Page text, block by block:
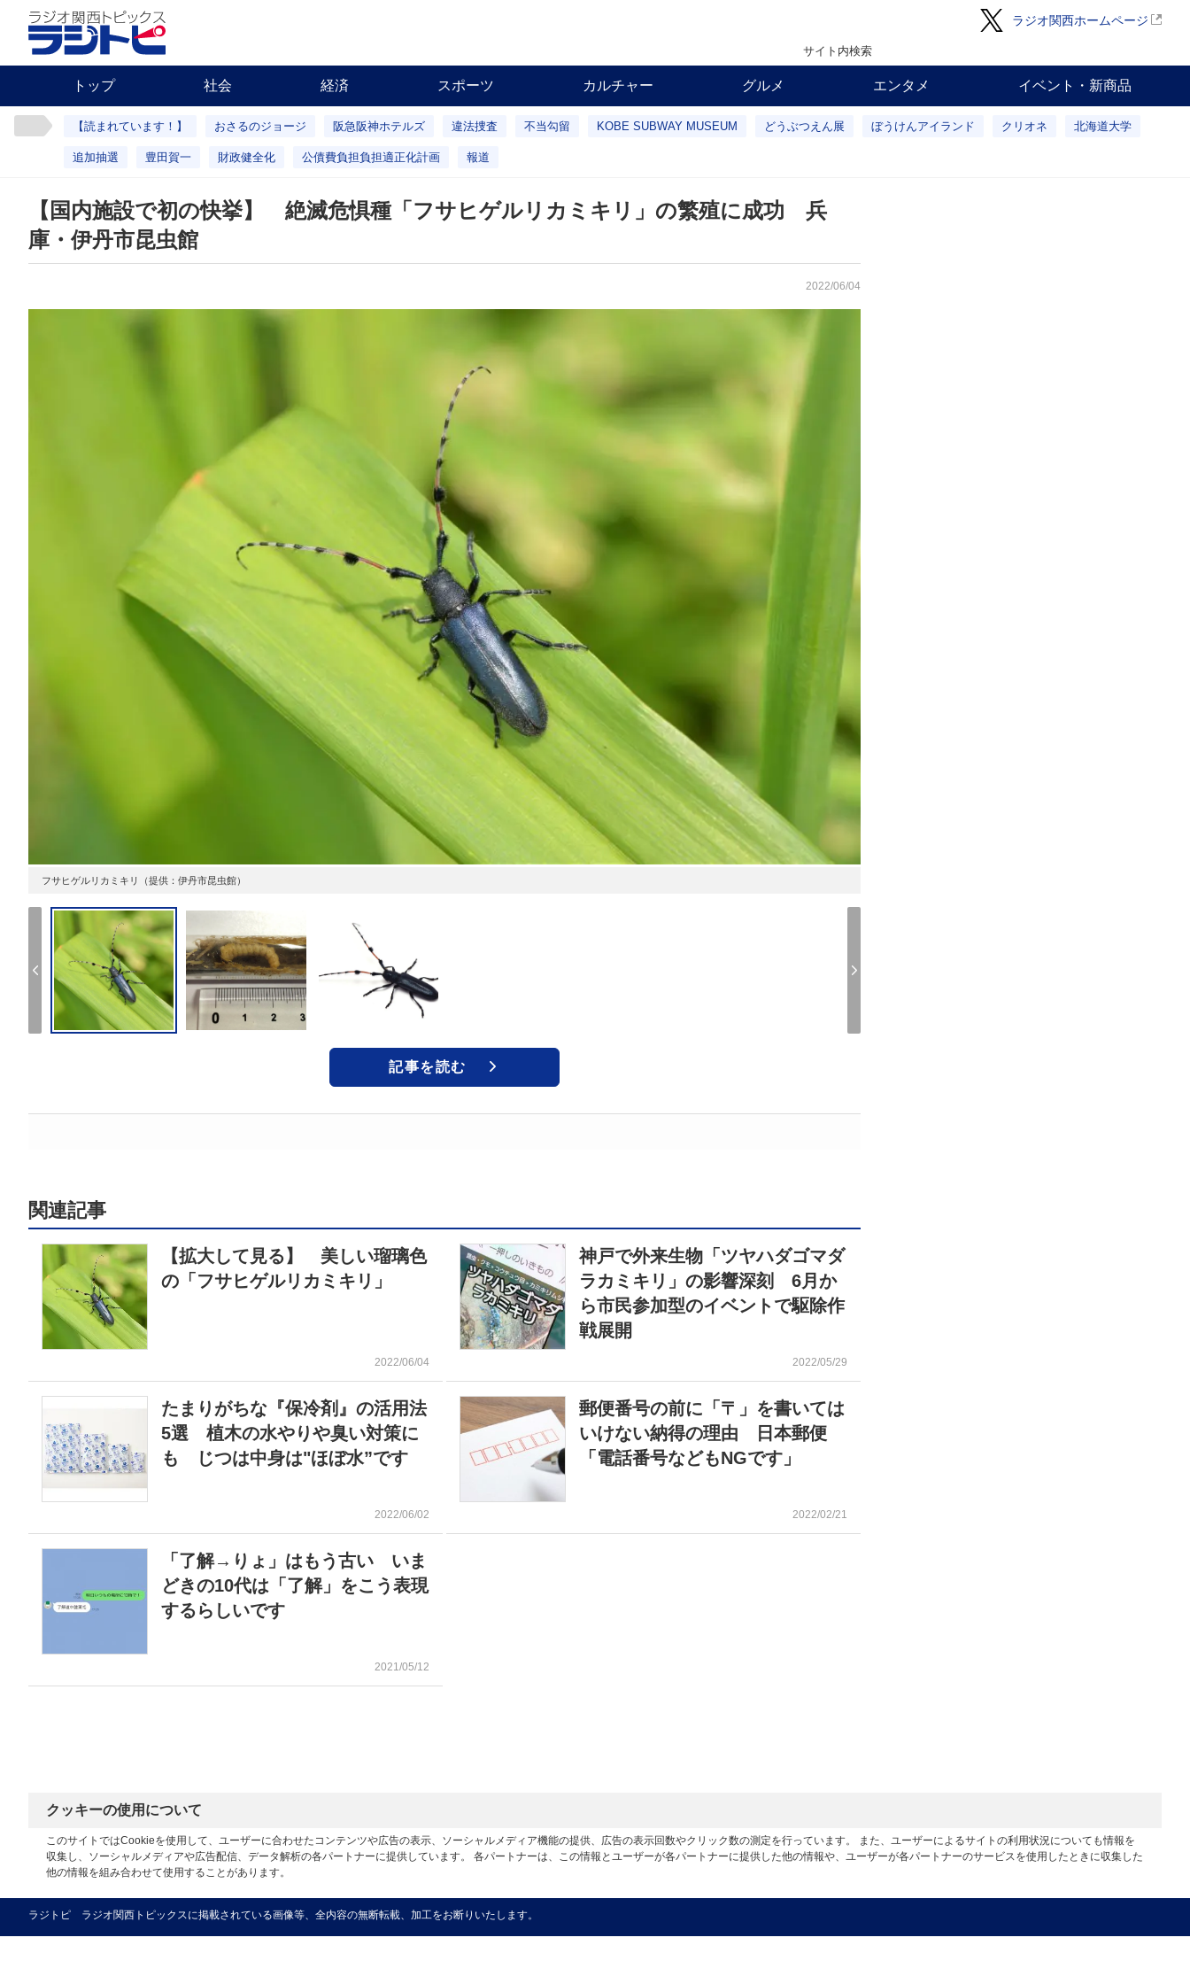
ラジオ関西ホームページ
サイト内検索
トップ 社会 経済 スポーツ カルチャー グルメ エンタメ イベント・新商品
【読まれています！】 おさるのジョージ 阪急阪神ホテルズ 違法捜査 不当勾留 KOBE SUBWAY MUSEUM どうぶつえん展 ぼうけんアイランド クリオネ 北海道大学
追加抽選 豊田賀一 財政健全化 公債費負担負担適正化計画 報道
【国内施設で初の快挙】 絶滅危惧種「フサヒゲルリカミキリ」の繁殖に成功 兵
庫・伊丹市昆虫館
2022/06/04
フサヒゲルリカミキリ（提供：伊丹市昆虫館）
記事を読む
関連記事
【拡大して見る】 美しい瑠璃色
の「フサヒゲルリカミキリ」
2022/06/04
神戸で外来生物「ツヤハダゴマダ
ラカミキリ」の影響深刻 6月か
ら市民参加型のイベントで駆除作
戦展開
2022/05/29
たまりがちな『保冷剤』の活用法
5選 植木の水やりや臭い対策に
も じつは中身は"ほぼ水”です
2022/06/02
郵便番号の前に「〒」を書いては
いけない納得の理由 日本郵便
「電話番号などもNGです」
2022/02/21
「了解→りょ」はもう古い いま
どきの10代は「了解」をこう表現
するらしいです
2021/05/12
クッキーの使用について
このサイトではCookieを使用して、ユーザーに合わせたコンテンツや広告の表示、ソーシャルメディア機能の提供、広告の表示回数やクリック数の測定を行っています。 また、ユーザーによるサイトの利用状況についても情報を
収集し、ソーシャルメディアや広告配信、データ解析の各パートナーに提供しています。 各パートナーは、この情報とユーザーが各パートナーに提供した他の情報や、ユーザーが各パートナーのサービスを使用したときに収集した
他の情報を組み合わせて使用することがあります。
ラジトピ ラジオ関西トピックスに掲載されている画像等、全内容の無断転載、加工をお断りいたします。